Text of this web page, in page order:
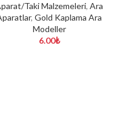
Taki Malzemeleri, Ara
, Gold Kaplama Ara
Modeller
6.00₺